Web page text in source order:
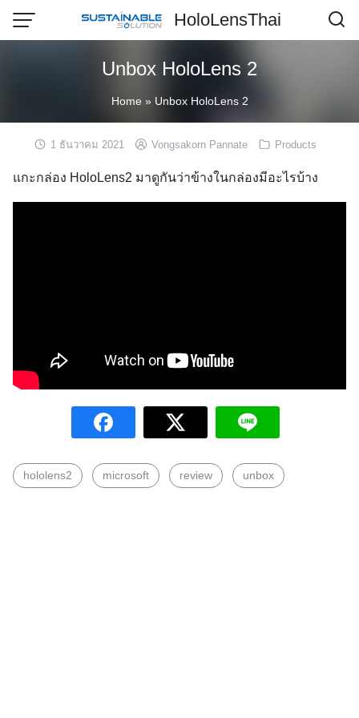
HoloLensThai
Search
Unbox HoloLens 2
Home » Unbox HoloLens 2
1 ธันวาคม 2021 Vongsakorn Pannate Products
แกะกล่อง HoloLens2 มาดูกันว่าข้างในกล่องมีอะไรบ้าง
hololens2 microsoft review unbox